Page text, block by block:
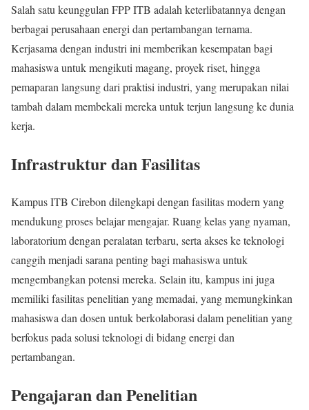
Salah satu keunggulan FPP ITB adalah keterlibatannya dengan
berbagai perusahaan energi dan pertambangan ternama.
Kerjasama dengan industri ini memberikan kesempatan bagi
mahasiswa untuk mengikuti magang, proyek riset, hingga
pemaparan langsung dari praktisi industri, yang merupakan nilai
tambah dalam membekali mereka untuk terjun langsung ke dunia
kerja.
Infrastruktur dan Fasilitas
Kampus ITB Cirebon dilengkapi dengan fasilitas modern yang
mendukung proses belajar mengajar. Ruang kelas yang nyaman,
laboratorium dengan peralatan terbaru, serta akses ke teknologi
canggih menjadi sarana penting bagi mahasiswa untuk
mengembangkan potensi mereka. Selain itu, kampus ini juga
memiliki fasilitas penelitian yang memadai, yang memungkinkan
mahasiswa dan dosen untuk berkolaborasi dalam penelitian yang
berfokus pada solusi teknologi di bidang energi dan
pertambangan.
Pengajaran dan Penelitian